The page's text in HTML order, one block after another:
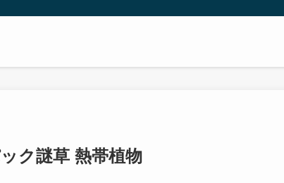
ク謎草 熱帯植物